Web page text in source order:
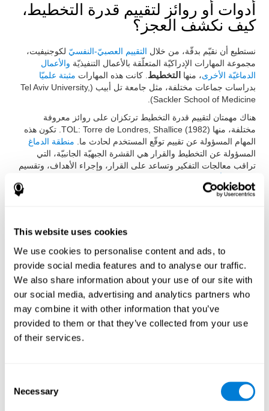
This website uses cookies
We use cookies to personalise content and ads, to
provide social media features and to analyse our traffic.
We also share information about your use of our site with
our social media, advertising and analytics partners who
may combine it with other information that you’ve
provided to them or that they’ve collected from your use
of their services.
Selection
Necessary
أدوات أو روائز لتقييم قدرة التخطيط،
كيف نكشف العجز؟
نستطيع أن نقيّم بدقّة، من خلال التقييم العصبيّ-النفسيّ لكوجنيفيت،
مجموعة المهارات الإدراكيّة المتعلّقة بالأعمال التنفيذيّة والأعمال
الدماغيّة الأخرى، منها التخطيط . كانت هذه المهارات مثبتة علميّا
بدراسات جماعات مختلفة، مثل جامعة تل أبيب (Tel Aviv University,
Sackler School of Medicine).
هناك مهمتان لتقييم قدرة التخطيط ترتكزان على روائز معروفة
مختلفة، منها TOL: Torre de Londres, Shallice (1982). تكون هذه
المهام المسؤولة عن تقييم توقّع المستخدم لحادث ما. منطقة الدماغ
المسؤولة عن التخطيط والقرار هي القشرة الجبهيّة الجانبيّة، التي
تراقب معالجات التفكير وتساعد على القرار، وإجراء الأهداف، وتقسيم
تكميم الأوجه المهمّة لقدرة تخطيط الأهداف للفرد. نقيّم بهذه المهام
على رائز الأرقام المباشرة وغير
Malingering (TOMM وعلى (Torre de Londres (TOL. تقييم هذه
الروائز مهارات إدراكيّة مضمّنة في الأعمال التنفيذيّة. تسمح هذه المهمة
مراجعة معرفيّة أساسيّة لقدرة التنظيم، والتركيب، والانتباه، وتنظيم
النشاطات التي يقوم بها الفرد.
يرتكز رائز التخطيطVIPER-PLAN
على رائز (Torre de Londres
(TOL وعلى Hooper Visual Organisation Task (VOT) 1983. تساعد
هذه الروائز الاختصاصيّ على تكميم قدرة التنظيم والتخطيط للفرد.
أو الأعمال التنفيذيّة الأخرى؟